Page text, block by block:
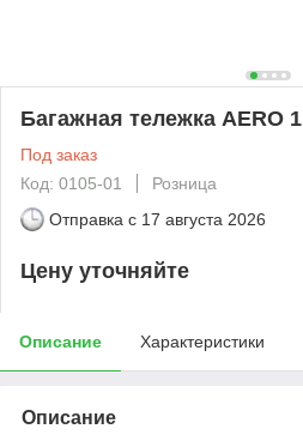
Багажная тележка AERO 1
Под заказ
Код: 0105-01
Розница
Отправка с 17 августа 2026
Цену уточняйте
Описание Характеристики
Описание